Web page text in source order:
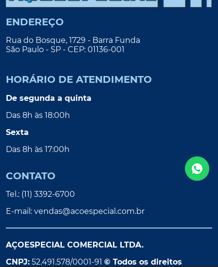
ENDEREÇO
Rua do Bosque, 1729 - Barra Funda
São Paulo - SP - CEP: 01136-001
HORÁRIO DE ATENDIMENTO
De segunda a quinta
Das 8h às 18:00h
Sexta
Das 8h às 17:00h
CONTATO
Tel.: (11) 3392-6700
E-mail: vendas@acoespecial.com.br
AÇOESPECIAL COMERCIAL LTDA.
CNPJ: 52.491.578/0001-91 © Todos os direitos